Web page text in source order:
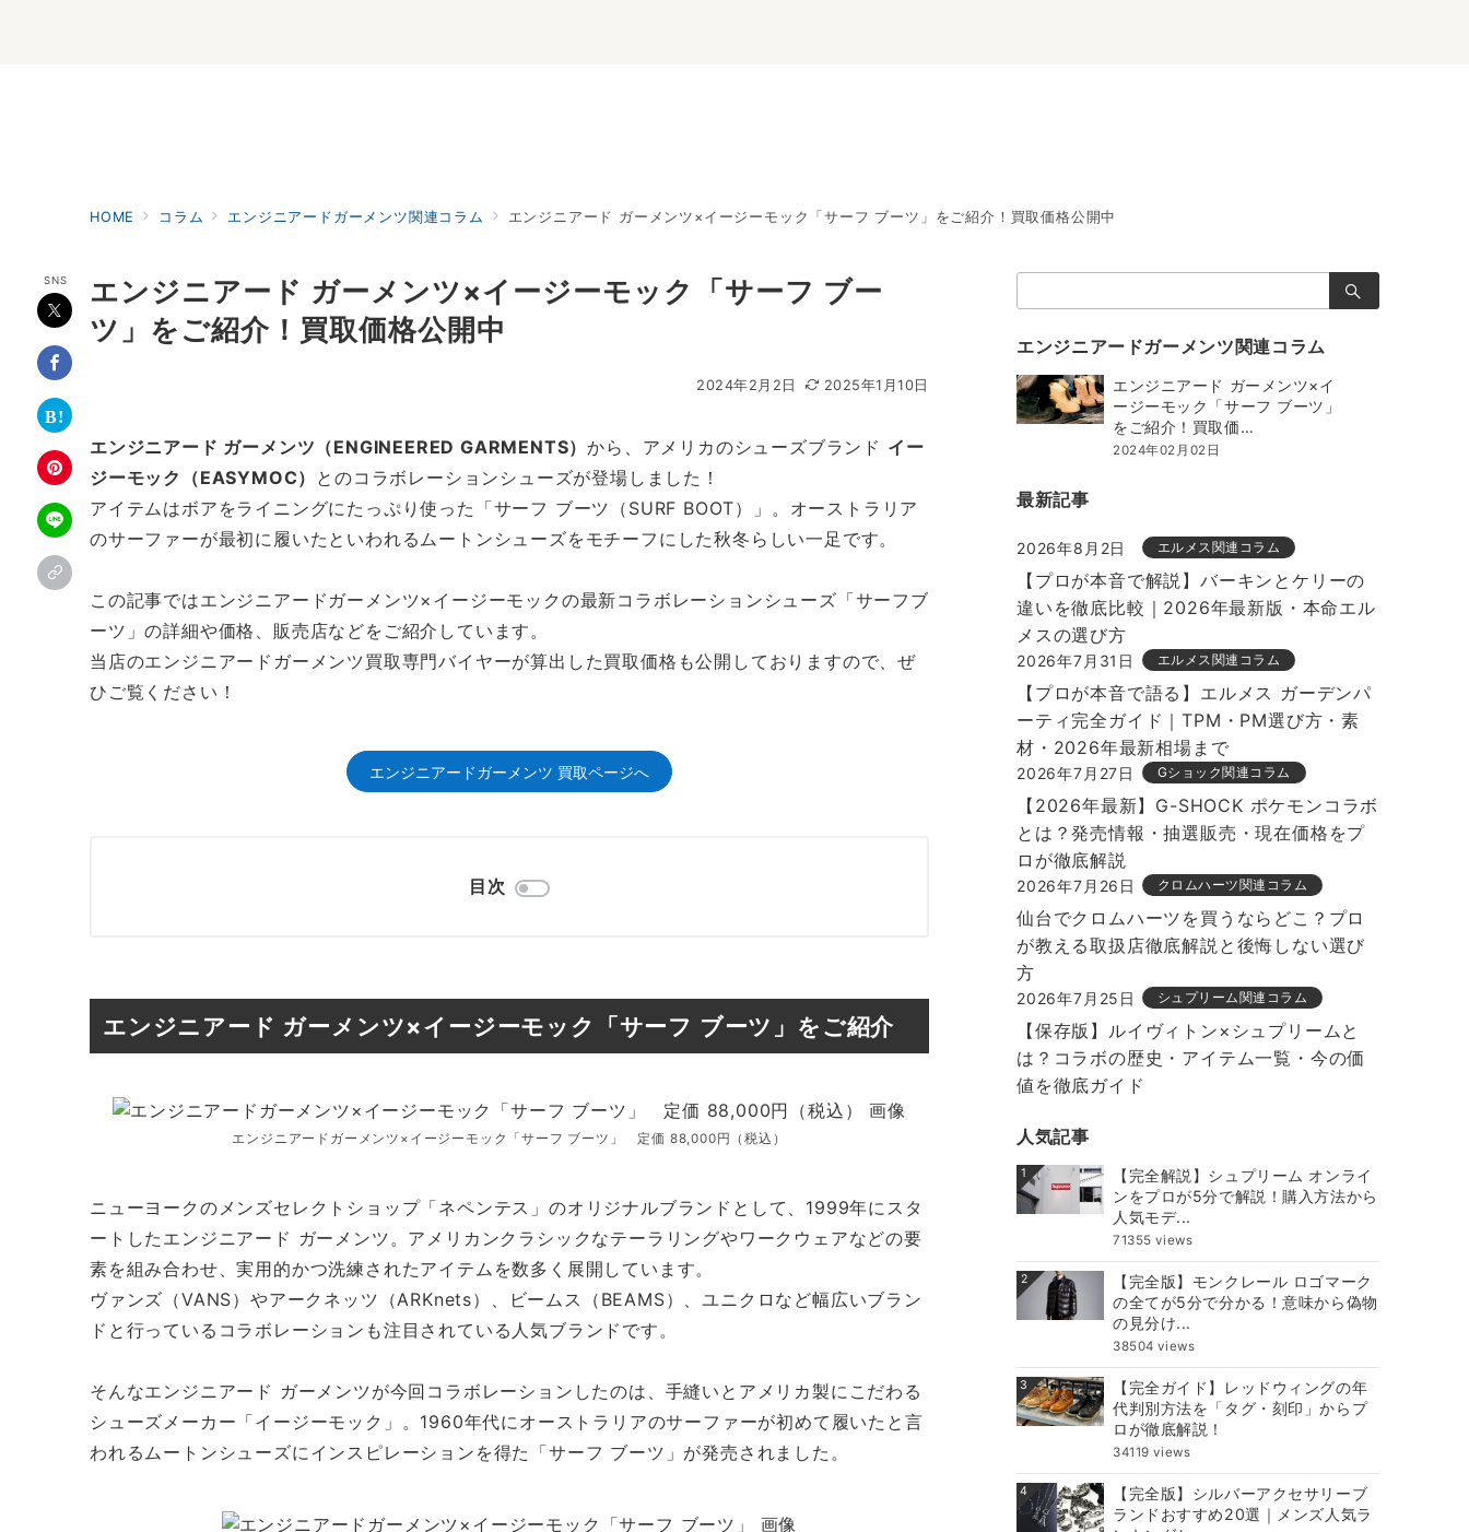
HOME コラム エンジニアードガーメンツ関連コラム エンジニアード ガーメンツ×イージーモック「サーフ ブーツ」をご紹介！買取価格公開中
SNS
エンジニアード ガーメンツ×イージーモック「サーフ ブー
ツ」をご紹介！買取価格公開中
2024年2月2日 2025年1月10日
エンジニアード ガーメンツ（ENGINEERED GARMENTS）から、アメリカのシューズブランド イー
ジーモック（EASYMOC） とのコラボレーションシューズが登場しました！
アイテムはボアをライニングにたっぷり使った「サーフ ブーツ（SURF BOOT）」。オーストラリア
のサーファーが最初に履いたといわれるムートンシューズをモチーフにした秋冬らしい一足です。
この記事ではエンジニアードガーメンツ×イージーモックの最新コラボレーションシューズ「サーフブ
ーツ」の詳細や価格、販売店などをご紹介しています。
当店のエンジニアードガーメンツ買取専門バイヤーが算出した買取価格も公開しておりますので、ぜ
ひご覧ください！
エンジニアードガーメンツ 買取ページへ
目次
エンジニアード ガーメンツ×イージーモック「サーフ ブーツ」をご紹介
エンジニアードガーメンツ×イージーモック「サーフ ブーツ」 定価 88,000円（税込）
ニューヨークのメンズセレクトショップ「ネペンテス」のオリジナルブランドとして、1999年にスタ
ートしたエンジニアード ガーメンツ。アメリカンクラシックなテーラリングやワークウェアなどの要
素を組み合わせ、実用的かつ洗練されたアイテムを数多く展開しています。
ヴァンズ（VANS）やアークネッツ（ARKnets）、ビームス（BEAMS）、ユニクロなど幅広いブラン
ドと行っているコラボレーションも注目されている人気ブランドです。
そんなエンジニアード ガーメンツが今回コラボレーションしたのは、手縫いとアメリカ製にこだわる
シューズメーカー「イージーモック」。1960年代にオーストラリアのサーファーが初めて履いたと言
われるムートンシューズにインスピレーションを得た「サーフ ブーツ」が発売されました。
索：
エンジニアードガーメンツ関連コラム
エンジニアード ガーメンツ×イ
ージーモック「サーフ ブーツ」
をご紹介！買取価…
2024年02月02日
最新記事
2026年8月2日 エルメス関連コラム
【プロが本音で解説】バーキンとケリーの
違いを徹底比較｜2026年最新版・本命エル
メスの選び方
2026年7月31日 エルメス関連コラム
【プロが本音で語る】エルメス ガーデンパ
ーティ完全ガイド｜TPM・PM選び方・素
材・2026年最新相場まで
2026年7月27日 Gショック関連コラム
【2026年最新】G-SHOCK ポケモンコラボ
とは？発売情報・抽選販売・現在価格をプ
ロが徹底解説
2026年7月26日 クロムハーツ関連コラム
仙台でクロムハーツを買うならどこ？プロ
が教える取扱店徹底解説と後悔しない選び
方
2026年7月25日 シュプリーム関連コラム
【保存版】ルイヴィトン×シュプリームと
は？コラボの歴史・アイテム一覧・今の価
値を徹底ガイド
人気記事
1
【完全解説】シュプリーム オンライ
ンをプロが5分で解説！購入方法から
人気モデ...
71355 views
2
【完全版】モンクレール ロゴマーク
の全てが5分で分かる！意味から偽物
の見分け...
38504 views
3
【完全ガイド】レッドウィングの年
代判別方法を「タグ・刻印」からプ
ロが徹底解説！
34119 views
4
【完全版】シルバーアクセサリーブ
ランドおすすめ20選｜メンズ人気ラ